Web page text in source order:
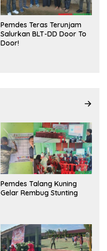
Pemdes Teras Terunjam
Salurkan BLT-DD Door To
Door!
Pemdes Talang Kuning
Gelar Rembug Stunting